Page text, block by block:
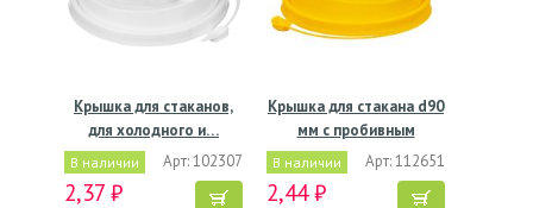
Крышка для стаканов,
для холодного и…
В наличии Арт: 102307
2,37 ₽
Крышка для стакана d90
мм с пробивным
слотом…
В наличии Арт: 112651
2,44 ₽